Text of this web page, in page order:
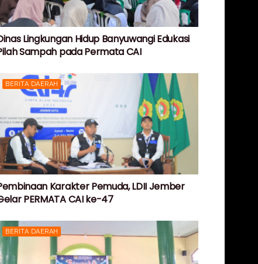
Lingkungan Hidup Banyuwangi Edukasi
Sampah pada Permata CAI
BERITA DAERAH
Karakter Pemuda, LDII Jember
PERMATA CAI ke-47
BERITA DAERAH